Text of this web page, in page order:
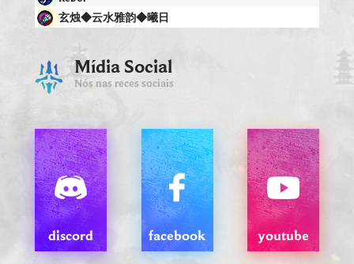
玄烛◆云水雅韵◆曦日
Mídia Social
Nós nas reces sociais
discord facebook youtube